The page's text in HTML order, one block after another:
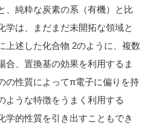
、純粋な炭素の系（有機）と比
学は、まだまだ未開拓な領域と
上述した化合物 2のように、複数
合、置換基の効果を利用するま
の性質によってπ電子に偏りを持
ような特徴をうまく利用する
学的性質を引き出すこともでき